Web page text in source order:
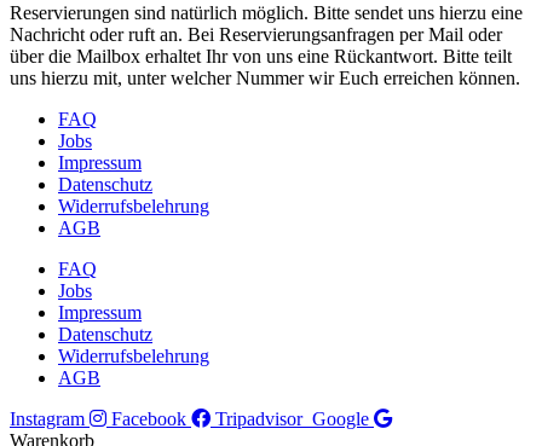
Reservierungen sind natürlich möglich. Bitte sendet uns hierzu eine
Nachricht oder ruft an. Bei Reservierungsanfragen per Mail oder
über die Mailbox erhaltet Ihr von uns eine Rückantwort. Bitte teilt
uns hierzu mit, unter welcher Nummer wir Euch erreichen können.
FAQ
Jobs
Impressum
Datenschutz
Widerrufsbelehrung
AGB
FAQ
Jobs
Impressum
Datenschutz
Widerrufsbelehrung
AGB
Instagram
Facebook Tripadvisor Google
Warenkorb